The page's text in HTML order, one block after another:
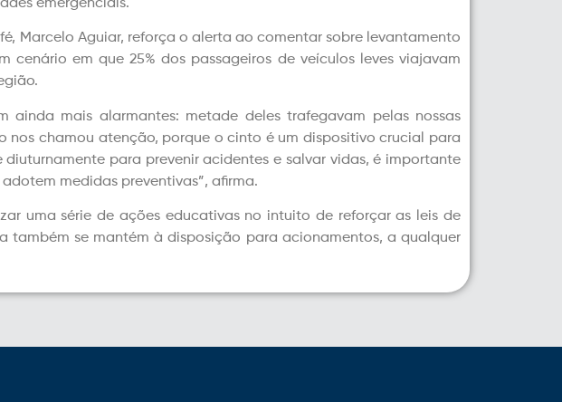
emergenciais.
Marcelo Aguiar, reforça o alerta ao comentar sobre levantamento
cenário em que 25% dos passageiros de veículos leves viajavam
ainda mais alarmantes: metade deles trafegavam pelas nossas
nos chamou atenção, porque o cinto é um dispositivo crucial para
para prevenir acidentes e salvar vidas, é importante
medidas preventivas”, afirma.
uma série de ações educativas no intuito de reforçar as leis de
também se mantém à disposição para acionamentos, a qualquer